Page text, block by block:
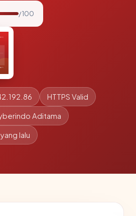
/ 100
HTTPS Valid
Aditama
lalu